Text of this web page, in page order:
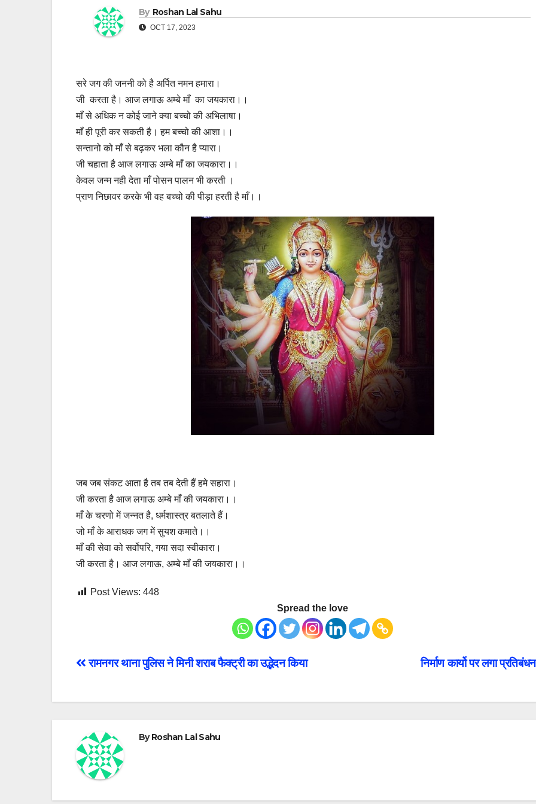
By Roshan Lal Sahu
OCT 17, 2023
सरे जग की जननी को है अर्पित नमन हमारा।
जी करता है। आज लगाऊ अम्बे माँ का जयकारा।।
माँ से अधिक न कोई जाने क्या बच्चो की अभिलाषा।
माँ ही पूरी कर सकती है। हम बच्चो की आशा।।
सन्तानो को माँ से बढ़कर भला कौन है प्यारा।
जी चहाता है आज लगाऊ अम्बे माँ का जयकारा।।
केवल जन्म नही देता माँ पोसन पालन भी करती ।
प्राण निछावर करके भी वह बच्चो की पीड़ा हरती है माँ।।
जब जब संकट आता है तब तब देती हैं हमे सहारा।
जी करता है आज लगाऊ अम्बे माँ की जयकारा।।
माँ के चरणो में जन्नत है, धर्मशास्त्र बतलाते हैं।
जो माँ के आराधक जग में सुयश कमाते।।
माँ की सेवा को सर्वोपरि, गया सदा स्वीकारा।
जी करता है। आज लगाऊ, अम्बे माँ की जयकारा।।
Post Views: 448
Spread the love
Post
निर्माण कार्यो पर लगा
रामनगर थाना पुलिस ने मिनी शराब फैक्ट्री का उद्भेदन किया
ByRoshan Lal Sahu